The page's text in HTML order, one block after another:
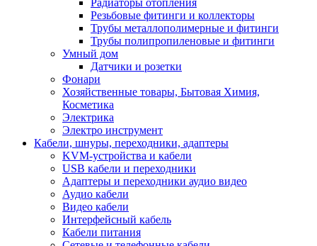
Радиаторы отопления
Резьбовые фитинги и коллекторы
Трубы металлополимерные и фитинги
Трубы полипропиленовые и фитинги
Умный дом
Датчики и розетки
Фонари
Хозяйственные товары, Бытовая Химия,
Косметика
Электрика
Электро инструмент
Кабели, шнуры, переходники, адаптеры
KVM-устройства и кабели
USB кабели и переходники
Адаптеры и переходники аудио видео
Аудио кабели
Видео кабели
Интерфейсный кабель
Кабели питания